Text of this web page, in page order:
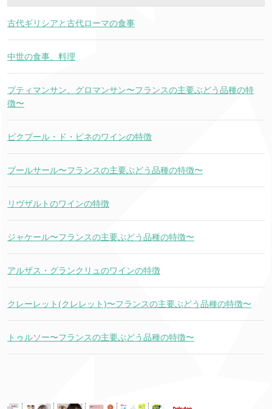
古代ギリシアと古代ローマの食事
中世の食事、料理
プティマンサン、グロマンサン〜フランスの主要ぶどう品種の特
徴〜
ピクプール・ド・ピネのワインの特徴
プールサール〜フランスの主要ぶどう品種の特徴〜
リヴザルトのワインの特徴
ジャケール〜フランスの主要ぶどう品種の特徴〜
アルザス・グランクリュのワインの特徴
クレーレット(クレレット)〜フランスの主要ぶどう品種の特徴〜
トゥルソー〜フランスの主要ぶどう品種の特徴〜